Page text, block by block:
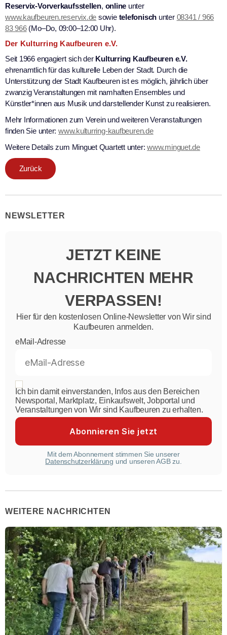
Reservix-Vorverkaufsstellen, online unter
www.kaufbeuren.reservix.de sowie telefonisch unter 08341 / 966
83 966(Mo–Do, 09:00–12:00 Uhr).
Der Kulturring Kaufbeuren e.V.
Seit 1966 engagiert sich der Kulturring Kaufbeuren e.V.
ehrenamtlich für das kulturelle Leben der Stadt. Durch die
Unterstützung der Stadt Kaufbeuren ist es möglich, jährlich über
zwanzig Veranstaltungen mit namhaften Ensembles und
Künstler*innen aus Musik und darstellender Kunst zu realisieren.
Mehr Informationen zum Verein und weiteren Veranstaltungen
finden Sie unter: www.kulturring-kaufbeuren.de
Weitere Details zum Minguet Quartett unter:www.minguet.de
Zurück
NEWSLETTER
JETZT KEINE
NACHRICHTEN MEHR
VERPASSEN!
Hier für den kostenlosen Online-Newsletter von Wir sind
Kaufbeuren anmelden.
eMail-Adresse
Ich bin damit einverstanden, Infos aus den Bereichen
Newsportal, Marktplatz, Einkaufswelt, Jobportal und
Veranstaltungen von Wir sind Kaufbeuren zu erhalten.
Mit dem Abonnement stimmen Sie unserer
Datenschutzerklärung und unseren AGB zu.
WEITERE NACHRICHTEN